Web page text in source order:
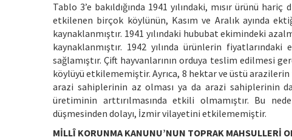
Tablo 3’e bakıldığında 1941 yılındaki, mısır ürünü
etkilenen birçok köylünün, Kasım ve Aralık ayında
kaynaklanmıştır. 1941 yılındaki hububat ekimindeki
kaynaklanmıştır. 1942 yılında ürünlerin
sağlamıştır. Çift hayvanlarının orduya teslim edilmesi
köylüyü etkilememiştir. Ayrıca, 8 hektar ve üstü
arazi sahiplerinin az olması ya da arazi sahiplerinin
üretiminin arttırılmasında etkili olmamıştır. Bu
düşmesinden dolayı, İzmir vilayetini etkilememiştir.
MİLLÎ KORUNMA KANUNU’NUN TOPRAK MAHSULLERİ